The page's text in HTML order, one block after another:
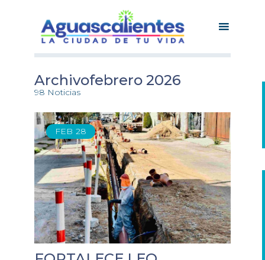
Archivofebrero 2026
98 Noticias
FEB 28